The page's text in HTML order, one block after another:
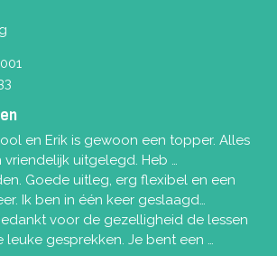
en Erik is gewoon een topper. Alles
uitgelegd. Heb …
Goede uitleg, erg flexibel en een
Ik ben in één keer geslaagd…
voor de gezelligheid de lessen
leuke gesprekken. Je bent een …